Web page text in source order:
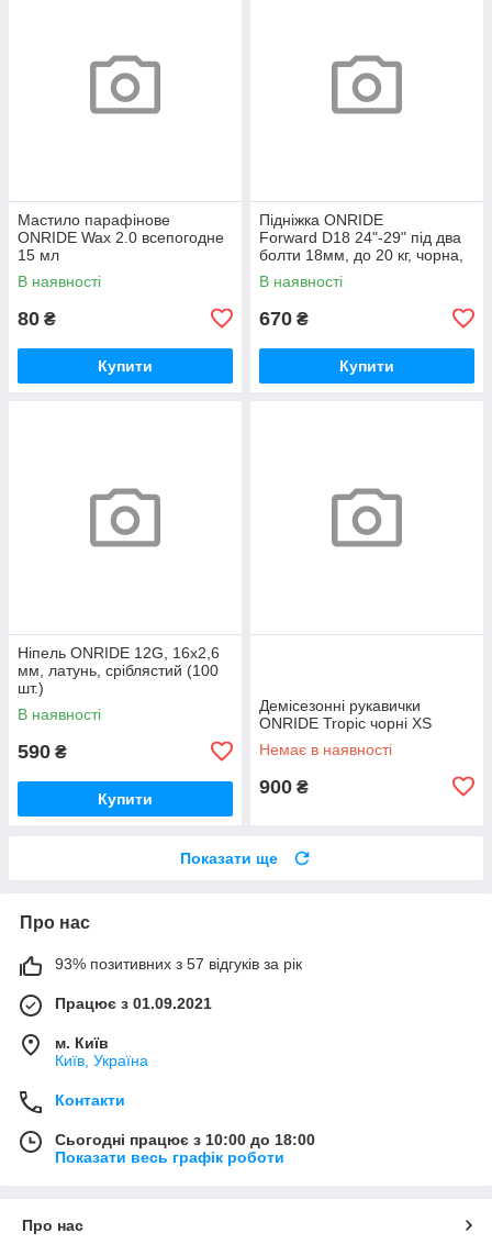
Мастило парафінове
ONRIDE Wax 2.0 всепогодне
15 мл
В наявності
80 ₴
Купити
Підніжка ONRIDE
Forward D18 24"-29" під два
болти 18мм, до 20 кг, чорна,
polybag
В наявності
670 ₴
Купити
Ніпель ONRIDE 12G, 16x2,6
мм, латунь, сріблястий (100
шт.)
В наявності
590 ₴
Купити
Демісезонні рукавички
ONRIDE Tropic чорні XS
Немає в наявності
900 ₴
Показати ще
Про нас
93% позитивних з 57 відгуків за рік
Працює з 01.09.2021
м. Київ
Київ, Україна
Контакти
Сьогодні працює з 10:00 до 18:00
Показати весь графік роботи
Про нас